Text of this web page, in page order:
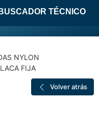
BUSCADOR TÉCNICO
NYLON
FIJA
Volver atrás